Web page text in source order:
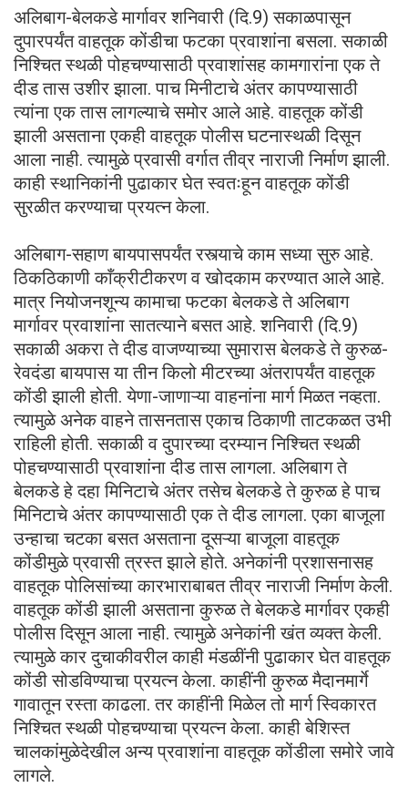
अलिबाग-बेलकडे मार्गावर शनिवारी (दि.9) सकाळपासून
दुपारपर्यंत वाहतूक कोंडीचा फटका प्रवाशांना बसला. सकाळी
निश्चित स्थळी पोहचण्यासाठी प्रवाशांसह कामगारांना एक ते
दीड तास उशीर झाला. पाच मिनीटाचे अंतर कापण्यासाठी
त्यांना एक तास लागल्याचे समोर आले आहे. वाहतूक कोंडी
झाली असताना एकही वाहतूक पोलीस घटनास्थळी दिसून
आला नाही. त्यामुळे प्रवासी वर्गात तीव्र नाराजी निर्माण झाली.
काही स्थानिकांनी पुढाकार घेत स्वतःहून वाहतूक कोंडी
सुरळीत करण्याचा प्रयत्न केला.
अलिबाग-सहाण बायपासपर्यंत रस्त्याचे काम सध्या सुरु आहे.
ठिकठिकाणी काँक्रीटीकरण व खोदकाम करण्यात आले आहे.
मात्र नियोजनशून्य कामाचा फटका बेलकडे ते अलिबाग
मार्गावर प्रवाशांना सातत्याने बसत आहे. शनिवारी (दि.9)
सकाळी अकरा ते दीड वाजण्याच्या सुमारास बेलकडे ते कुरुळ-
रेवदंडा बायपास या तीन किलो मीटरच्या अंतरापर्यंत वाहतूक
कोंडी झाली होती. येणा-जाणाऱ्या वाहनांना मार्ग मिळत नव्हता.
त्यामुळे अनेक वाहने तासनतास एकाच ठिकाणी ताटकळत उभी
राहिली होती. सकाळी व दुपारच्या दरम्यान निश्चित स्थळी
पोहचण्यासाठी प्रवाशांना दीड तास लागला. अलिबाग ते
बेलकडे हे दहा मिनिटाचे अंतर तसेच बेलकडे ते कुरुळ हे पाच
मिनिटाचे अंतर कापण्यासाठी एक ते दीड लागला. एका बाजूला
उन्हाचा चटका बसत असताना दूसऱ्या बाजूला वाहतूक
कोंडीमुळे प्रवासी त्रस्त झाले होते. अनेकांनी प्रशासनासह
वाहतूक पोलिसांच्या कारभाराबाबत तीव्र नाराजी निर्माण केली.
वाहतूक कोंडी झाली असताना कुरुळ ते बेलकडे मार्गावर एकही
पोलीस दिसून आला नाही. त्यामुळे अनेकांनी खंत व्यक्त केली.
त्यामुळे कार दुचाकीवरील काही मंडळींनी पुढाकार घेत वाहतूक
कोंडी सोडविण्याचा प्रयत्न केला. काहींनी कुरुळ मैदानमार्गे
गावातून रस्ता काढला. तर काहींनी मिळेल तो मार्ग स्विकारत
निश्चित स्थळी पोहचण्याचा प्रयत्न केला. काही बेशिस्त
चालकांमुळेदेखील अन्य प्रवाशांना वाहतूक कोंडीला समोरे जावे
लागले.